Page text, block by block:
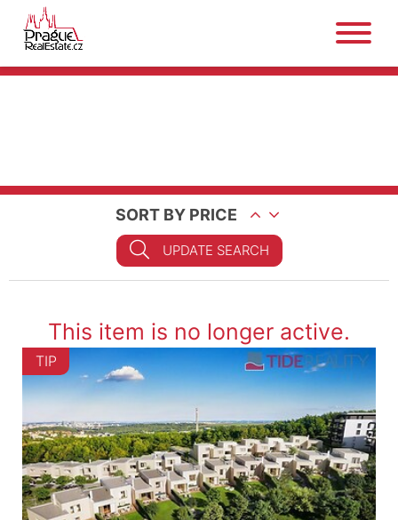
SORT BY PRICE
UPDATE SEARCH
This item is no longer active.
TIP